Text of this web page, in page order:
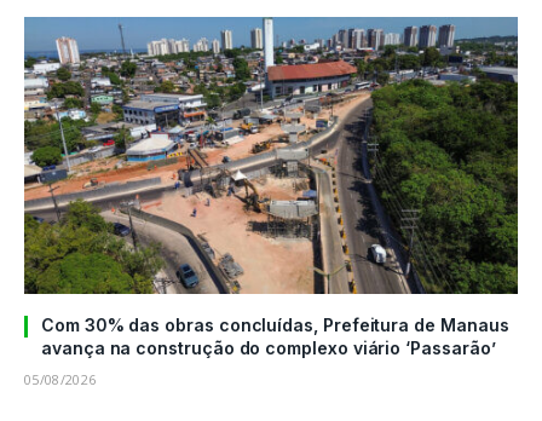
Com 30% das obras concluídas, Prefeitura de Manaus
avança na construção do complexo viário ‘Passarão’
05/08/2026